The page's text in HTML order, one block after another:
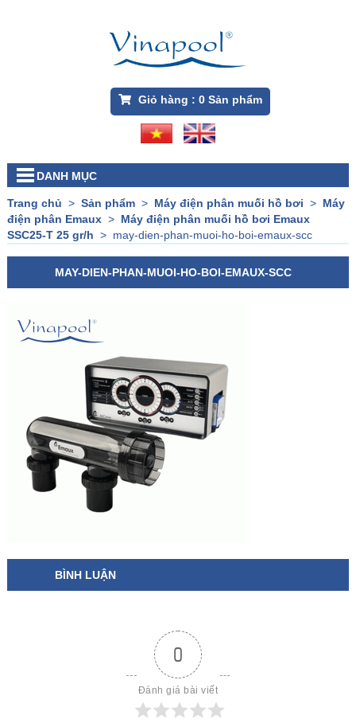
Giỏ hàng : 0Sản phẩm
DANH MỤC
Trang chủ > Sản phẩm> Máy điện phân muối hồ bơi > Máy
điện phân Emaux> Máy điện phân muối hồ bơi Emaux
SSC25-T 25 gr/h > may-dien-phan-muoi-ho-boi-emaux-scc
MAY-DIEN-PHAN-MUOI-HO-BOI-EMAUX-SCC
BÌNH LUẬN
0
Đánh giá bài viết